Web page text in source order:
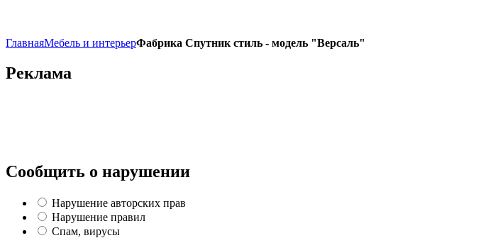
ГлавнаяМебель и интерьерФабрика Спутник стиль - модель "Версаль"
Реклама
Сообщить о нарушении
Нарушение авторских прав
Нарушение правил
Спам, вирусы